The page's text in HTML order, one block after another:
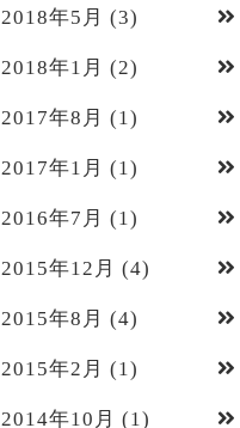
2018年5月 (3)
2018年1月 (2)
2017年8月 (1)
2017年1月 (1)
2016年7月 (1)
2015年12月 (4)
2015年8月 (4)
2015年2月 (1)
2014年10月 (1)